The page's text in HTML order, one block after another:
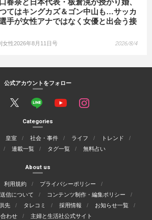
春奈と日本代表・板倉滉が授かり婚、
てはキングカズ＆ゴン中山も…サッカ
手が女性アナではなく女優と出会う接
女性2026年8月11日号 2026/8/4
公式アカウントをフォロー
Categories
皇室 社会・事件 ライフ
トレンド
連載一覧 タグ一覧 無料占い
About us
利用規約
プライバシーポリシー
信について
コンテンツ制作・編集ポリシー
先 タレコミ 採用情報
お知らせ一覧
わせ
主婦と生活社公式サイト